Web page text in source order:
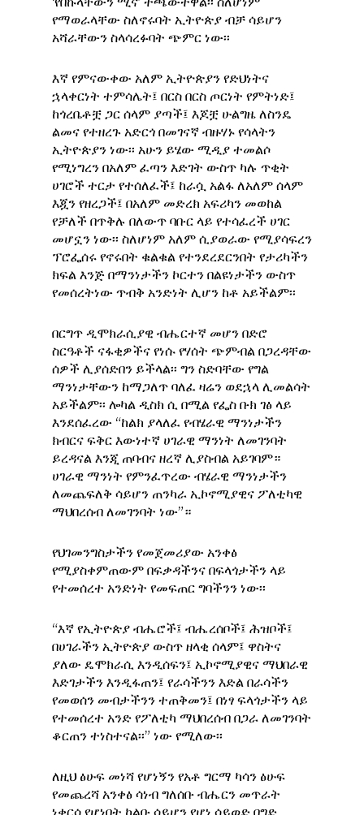
የማወራላቸው ስለኖሩባት ኢትዮጵያ ብቻ ሳይሆን
አሻራቸውን ስላሳረፉባት ጭምር ነው፡፡
እኛ የምናውቀው አለም ኢትዮጵያን የድህነትና
ኋላቀርነት ተምሳሌት፤ በርስ በርስ ጦርነት የምትነድ፤
ከጎረቤቶቿ ጋር ሰላም ያጣች፤ እጆቿ ሁልግዜ ለስንዴ
ልመና የተዘረጉ አድርጎ በመገናኛ ብዙሃኑ የሳላትን
ኢትዮጵያን ነው፡፡ አሁን ይሄው ሚዲያ ተመልሶ
የሚነግረን በአለም ፈጣን እድገት ውስጥ ካሉ ጥቂት
ሀገሮች ተርታ የተሰለፈች፤ ከራሷ አልፋ ለአለም ሰላም
እጇን የዘረጋች፤ በአለም መድረክ አፍሪካን መወከል
የቻለች በጥቅሉ በለውጥ ባቡር ላይ የተሳፈረች ሀገር
መሆኗን ነው፡፡ ስለሆነም አለም ሲያወራው የሚያሳፍረን
ፕሮፌሰሩ የኖሩበት ቁልቁል የተንደረደርንበት የታሪካችን
ክፍል እንጅ በማንነታችን ኮርተን በልዩነታችን ውስጥ
የመሰረትነው ጥብቅ አንድነት ሊሆን ከቶ አይችልም፡፡
በርግጥ ዲሞክራሲያዊ ብሔርተኛ መሆን በድሮ
ስርዓቶች ናፋቂዎችና የነሱ የሃሰት ጭምብል በጋረዳቸው
ሰዎች ሊያሰድበን ይችላል፡፡ ግን ስድባቸው የግል
ማንነታቸውን ከማጋለጥ ባለፈ ዛሬን ወደኋላ ሊመልሳት
አይችልም፡፡ ሎካል ዲስክ ሲ በሚል የፌስ ቡክ ገፅ ላይ
እንደሰፈረው “ከልክ ያላለፈ የብሄራዊ ማንነታችን
ክብርና ፍቅር እውነተኛ ሀገራዊ ማንነት ለመገንባት
ይረዳናል እንጂ ጠባብና ዘረኛ ሊያስብል አይገባም።
ሀገራዊ ማንነት የምንፈጥረው ብሄራዊ ማንነታችን
ለመጨፍለቅ ሳይሆን ጠንካራ ኢኮኖሚያዊና ፖለቲካዊ
ማህበረሰብ ለመገንባት ነው”።
የህገመንግስታችን የመጀመሪያው አንቀፅ
የሚያስቀምጠውም በፍቃዳችንና በፍላጎታችን ላይ
የተመሰረተ አንድነት የመፍጠር ግባችንን ነው፡፡
“እኛ የኢትዮጵያ ብሔሮች፤ ብሔረሰቦች፤ ሕዝቦች፤
በሀገራችን ኢትዮጵያ ውስጥ ዘላቂ ሰላም፤ ዋስትና
ያለው ዴሞክራሲ እንዲሰፍን፤ ኢኮኖሚያዊና ማህበራዊ
እድገታችን እንዲፋጠን፤ የራሳችንን እድል በራሳችን
የመወሰን መብታችንን ተጠቅመን፤ በነፃ ፍላጎታችን ላይ
የተመሰረተ አንድ የፖለቲካ ማህበረሰብ በጋራ ለመገንባት
ቆርጠን ተነስተናል፡፡” ነው የሚለው፡፡
ለዚህ ፅሁፍ መነሻ የሆነኝን የአቶ ግርማ ካሳን ፅሁፍ
የመጨረሻ አንቀፅ ሳነብ ግለሰቡ ብሔርን መጥራት